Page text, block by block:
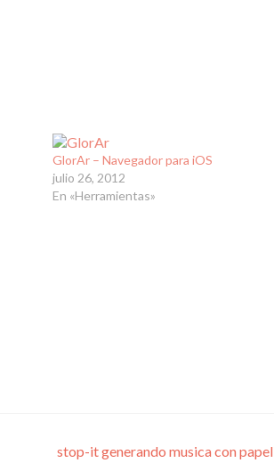
GlorAr – Navegador para iOS
julio 26, 2012
En «Herramientas»
stop-it generando musica con papel